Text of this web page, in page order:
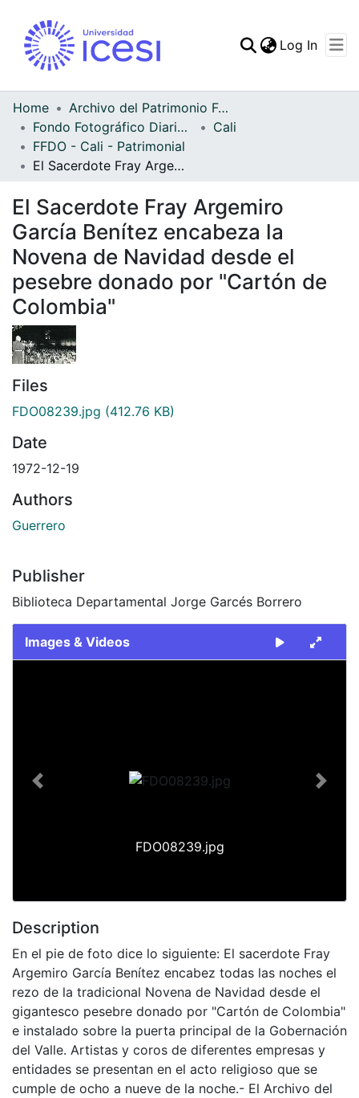
Statistics
Log In
Home
Archivo del Patrimonio Fotográfico y Fílmico del Valle del Cauca
Fondo Fotográfico Diario Occidente
Cali
FFDO - Cali - Patrimonial
El Sacerdote Fray Argemiro García Benítez encabeza la Novena de Navidad desde el pesebre donado por "Cartón de Colombia"
El Sacerdote Fray Argemiro
García Benítez encabeza la
Novena de Navidad desde el
pesebre donado por "Cartón de
Colombia"
Files
FDO08239.jpg (412.76 KB)
Date
1972-12-19
Authors
Guerrero
Publisher
Biblioteca Departamental Jorge Garcés Borrero
Images & Videos
FDO08239.jpg
Previous Next
Description
En el pie de foto dice lo siguiente: El sacerdote Fray
Argemiro García Benítez encabez todas las noches el
rezo de la tradicional Novena de Navidad desde el
gigantesco pesebre donado por "Cartón de Colombia"
e instalado sobre la puerta principal de la Gobernación
del Valle. Artistas y coros de diferentes empresas y
entidades se presentan en el acto religioso que se
cumple de ocho a nueve de la noche.- El Archivo del